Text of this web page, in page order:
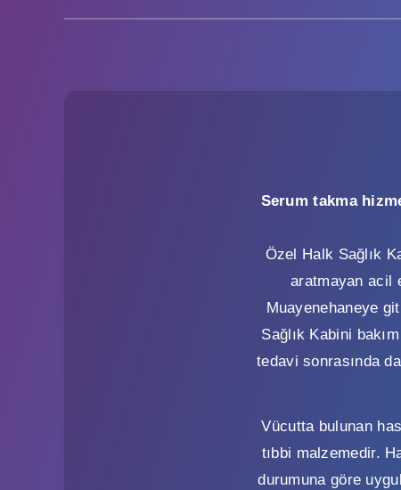
Serum takma
Özel Halk Sağlık
aratmayan acil
Muayenehaneye
Sağlık Kabini
tedavi sonrasında
Vücutta bulunan
tıbbi malzemedir.
durumuna göre